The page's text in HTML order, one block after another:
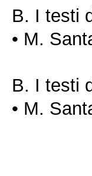
B. I testi
• M.
B. I testi
• M.